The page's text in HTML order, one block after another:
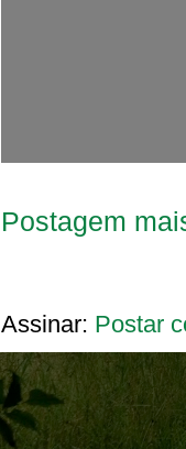
Postagem
Assinar: Postar